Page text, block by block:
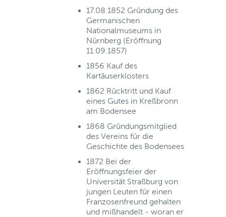
17.08.1852 Gründung des
Germanischen
Nationalmuseums in
Nürnberg (Eröffnung
11.09.1857)
1856 Kauf des
Kartäuserklosters
1862 Rücktritt und Kauf
eines Gutes in Kreßbronn
am Bodensee
1868 Gründungsmitglied
des Vereins für die
Geschichte des Bodensees
1872 Bei der
Eröffnungsfeier der
Universität Straßburg von
jungen Leuten für einen
Franzosenfreund gehalten
und mißhandelt - woran er